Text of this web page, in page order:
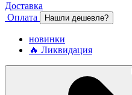
Доставка
Оплата
Нашли дешевле?
новинки
🔥 Ликвидация